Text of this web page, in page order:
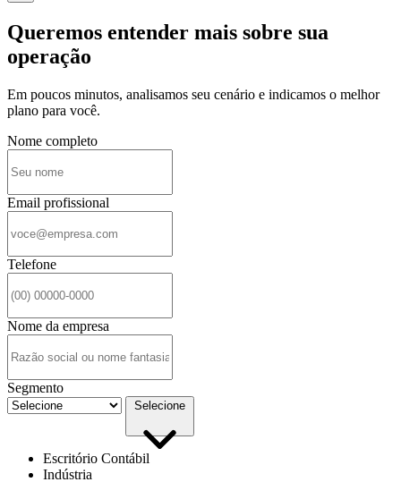
Queremos entender mais sobre sua
operação
Em poucos minutos, analisamos seu cenário e indicamos o melhor
plano para você.
Nome completo
Email profissional
Telefone
Nome da empresa
Segmento
Selecione
Escritório Contábil
Indústria